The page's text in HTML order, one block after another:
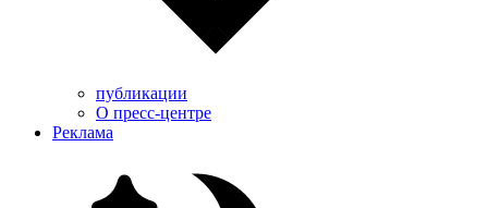
публикации
О пресс-центре
Реклама